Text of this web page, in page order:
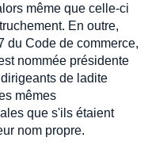
même que celle-ci
En outre,
du Code de commerce,
nommée présidente
de ladite
mêmes
que s'ils étaient
nom propre.